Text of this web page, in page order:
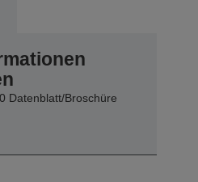
Datenblatt/Broschüre